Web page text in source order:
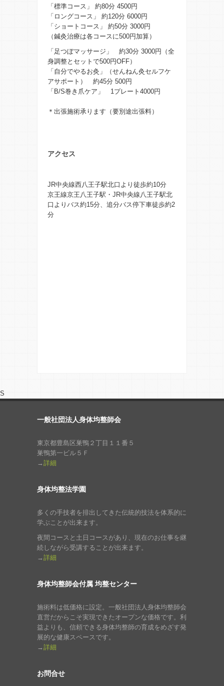
「標準コース」 約80分 4500円
「ロングコース」 約120分 6000円
「ショートコース」 約50分 3000円
（鍼灸治療は各コースに500円加算）
「足つぼマッサージ」 約30分 3000円（全
身調整とセットで500円OFF）
「自分でやるお灸」（せんねん灸セルフケ
アサポート） 約45分 500円
「B/S巻き爪ケア」 1プレート4000円
＊出張施術承ります（要別途出張料）
アクセス
JR中央線西八王子駅北口より徒歩約10分
京王線京王八王子駅・JR中央線八王子駅北
口よりバス約15分、追分バス停下車徒歩約2
分
S
一般社団法人身体均整師会
東京都豊島区巣鴨２丁目１１番５
巣鴨第一ビル５Ｆ
→ 詳細
身体均整法学園
多くの手技者を排出してきた伝統的技法を体系的に
学ぶことが出来ます。
夜間コースと土日コースがあり、現在のお仕事を継
続しながら受講することが出来ます。
→ 詳細
身体均整師会付属 均整センター
施術料は低価格に設定。一般社団法人身体均整師会
直営だからこそ実現できたオープンな価格です。利
益よりも、信頼できる身体均整師の育成をめざす発
展的な健康スペースです。
→ 詳細
お問合せ